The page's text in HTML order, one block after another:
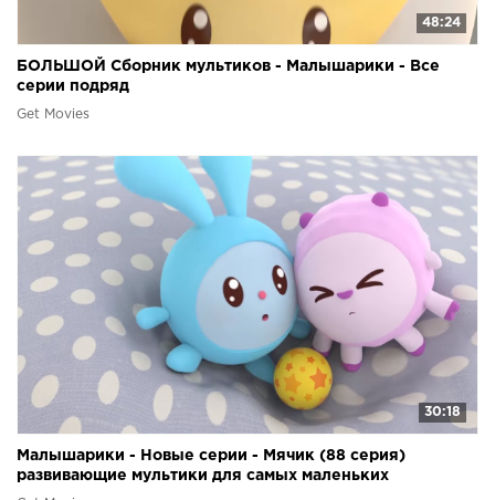
48:24
БОЛЬШОЙ Сборник мультиков - Малышарики - Все
серии подряд
Get Movies
30:18
Малышарики - Новые серии - Мячик (88 серия)
развивающие мультики для самых маленьких